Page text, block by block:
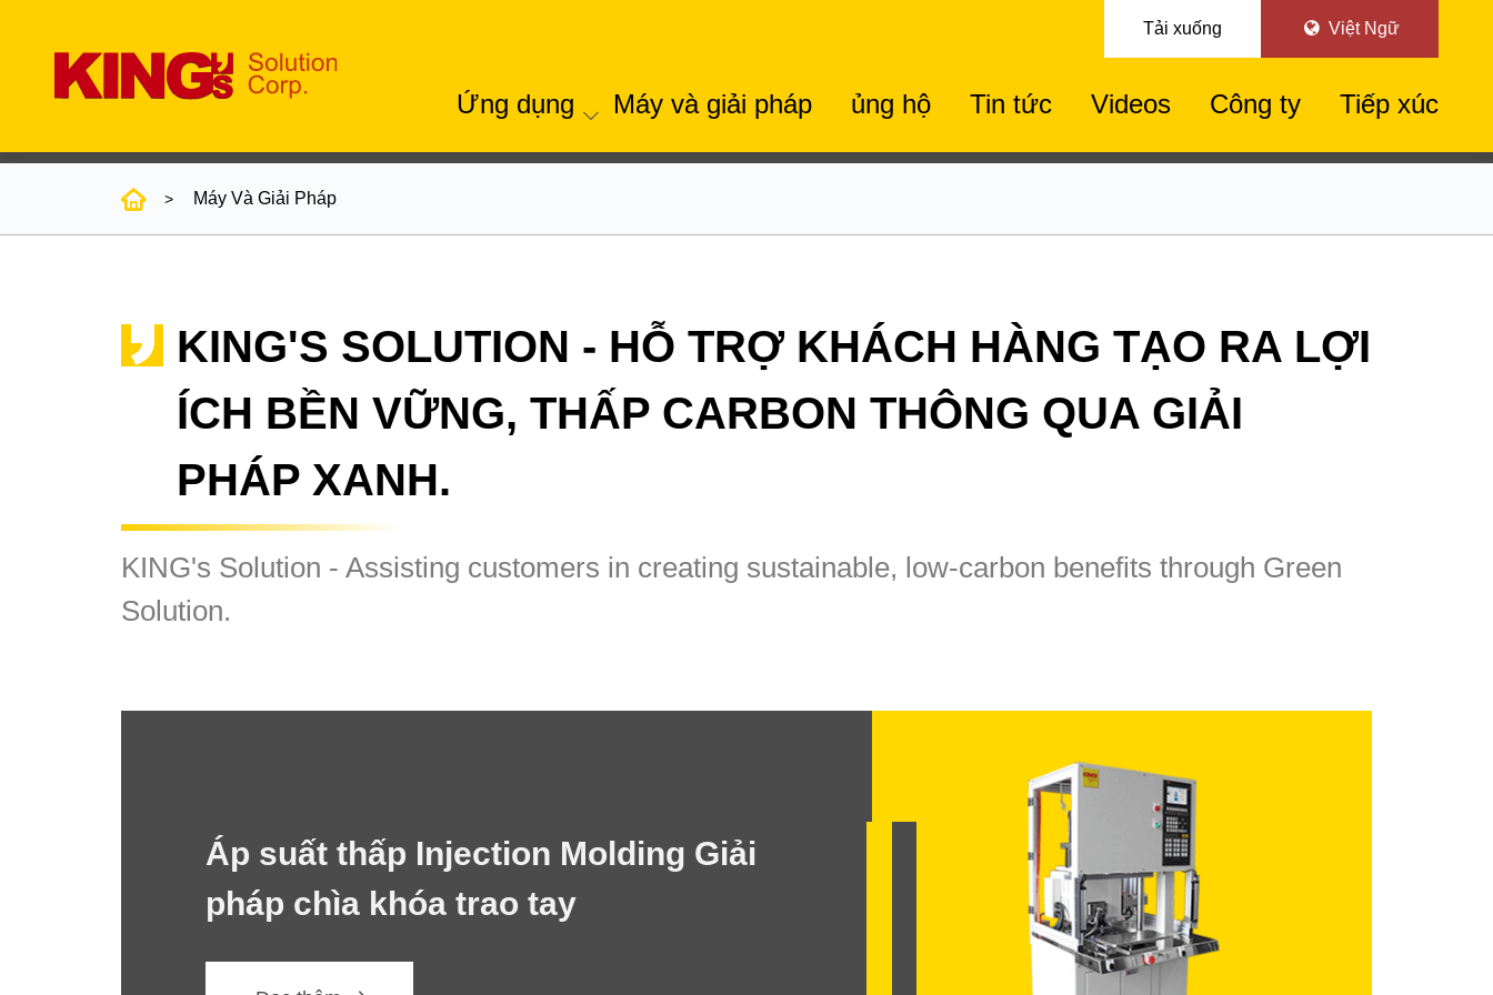
Tải xuống Việt Ngữ
Ứng dụng Máy và giải pháp ủng hộ Tin tức Videos Công ty Tiếp xúc
Máy Và Giải Pháp
KING'S SOLUTION - HỖ TRỢ KHÁCH HÀNG TẠO RA LỢI
ÍCH BỀN VỮNG, THẤP CARBON THÔNG QUA GIẢI
PHÁP XANH.
KING's Solution - Assisting customers in creating sustainable, low-carbon benefits through Green
Solution.
Áp suất thấp Injection Molding Giải
pháp chìa khóa trao tay